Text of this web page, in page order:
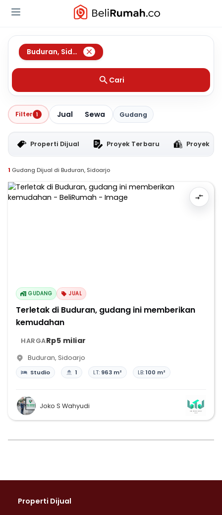
Buduran, Sidoarjo
Cari
Filter 1 Jual Sewa Gudang
Properti Dijual Proyek Terbaru Proyek
1 Gudang Dijual di Buduran, Sidoarjo
GUDANG JUAL
Terletak di Buduran, gudang ini memberikan
kemudahan
HARGARp5 miliar
Buduran, Sidoarjo
Studio 1 LT: 963 m² LB:100 m²
Joko S Wahyudi
Properti Dijual